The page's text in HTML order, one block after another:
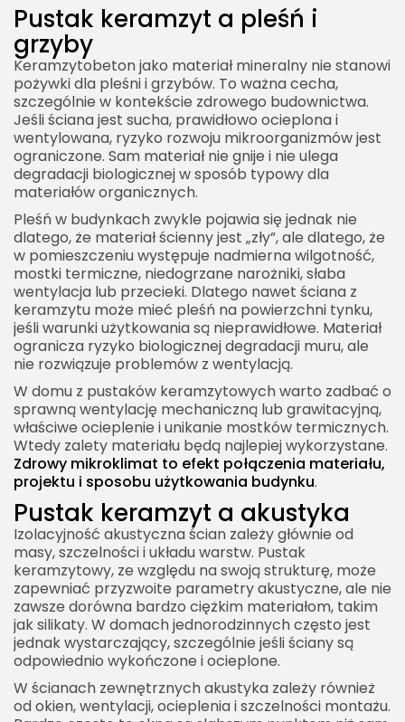
Pustak keramzyt a pleśń i
grzyby
Keramzytobeton jako materiał mineralny nie stanowi
pożywki dla pleśni i grzybów. To ważna cecha,
szczególnie w kontekście zdrowego budownictwa.
Jeśli ściana jest sucha, prawidłowo ocieplona i
wentylowana, ryzyko rozwoju mikroorganizmów jest
ograniczone. Sam materiał nie gnije i nie ulega
degradacji biologicznej w sposób typowy dla
materiałów organicznych.
Pleśń w budynkach zwykle pojawia się jednak nie
dlatego, że materiał ścienny jest „zły”, ale dlatego, że
w pomieszczeniu występuje nadmierna wilgotność,
mostki termiczne, niedogrzane narożniki, słaba
wentylacja lub przecieki. Dlatego nawet ściana z
keramzytu może mieć pleśń na powierzchni tynku,
jeśli warunki użytkowania są nieprawidłowe. Materiał
ogranicza ryzyko biologicznej degradacji muru, ale
nie rozwiązuje problemów z wentylacją.
W domu z pustaków keramzytowych warto zadbać o
sprawną wentylację mechaniczną lub grawitacyjną,
właściwe ocieplenie i unikanie mostków termicznych.
Wtedy zalety materiału będą najlepiej wykorzystane.
Zdrowy mikroklimat to efekt połączenia materiału,
projektu i sposobu użytkowania budynku.
Pustak keramzyt a akustyka
Izolacyjność akustyczna ścian zależy głównie od
masy, szczelności i układu warstw. Pustak
keramzytowy, ze względu na swoją strukturę, może
zapewniać przyzwoite parametry akustyczne, ale nie
zawsze dorówna bardzo ciężkim materiałom, takim
jak silikaty. W domach jednorodzinnych często jest
jednak wystarczający, szczególnie jeśli ściany są
odpowiednio wykończone i ocieplone.
W ścianach zewnętrznych akustyka zależy również
od okien, wentylacji, ocieplenia i szczelności montażu.